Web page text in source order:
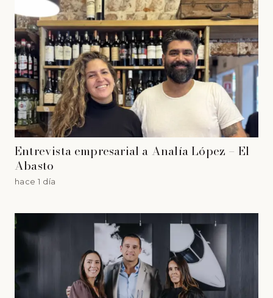
Entrevista empresarial a Analía López – El
Abasto
hace 1 día